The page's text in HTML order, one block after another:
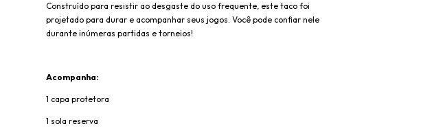
Construído para resistir ao desgaste do uso frequente, este taco foi
projetado para durar e acompanhar seus jogos. Você pode confiar nele
durante inúmeras partidas e torneios!
Acompanha:
1 capa protetora
1 sola reserva